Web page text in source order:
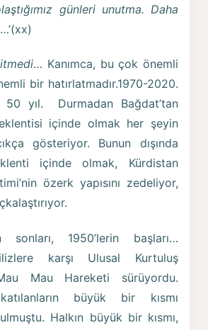
günleri unutma. Daha
…’(xx)
… Kanımca, bu çok önemli
bir hatırlatmadır.1970-2020.
50 yıl. Durmadan Bağdat’tan
içinde olmak her şeyin
gösteriyor. Bunun dışında
içinde olmak, Kürdistan
özerk yapısını zedeliyor,
sonları, 1950’lerin başları…
karşı Ulusal Kurtuluş
Mau Hareketi sürüyordu.
büyük bir kısmı
Halkın büyük bir kısmı,